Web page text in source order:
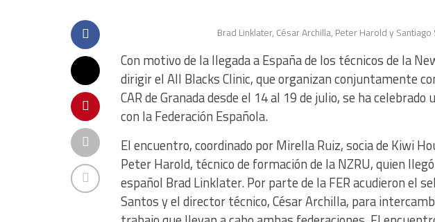
Brad Linklater, César Archilla, Peter Harold y
Con motivo de la llegada a España de los técnicos de la
dirigir el All Blacks Clinic, que organizan conjuntamente
CAR de Granada desde el 14 al 19 de julio, se ha
con la Federación Española.
El encuentro, coordinado por Mirella Ruiz, socia de Kiwi
Peter Harold, técnico de formación de la NZRU, quien
español Brad Linklater. Por parte de la FER acudieron el
Santos y el director técnico, César Archilla, para